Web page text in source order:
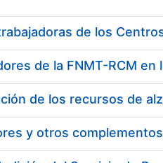
y otros complementos